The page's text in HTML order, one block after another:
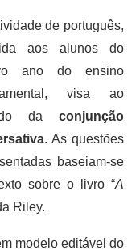
de português,
aos alunos do
ano do ensino
visa ao
da conjunção
. As questões
baseiam-se
sobre o livro “A
Riley.
modelo editável do